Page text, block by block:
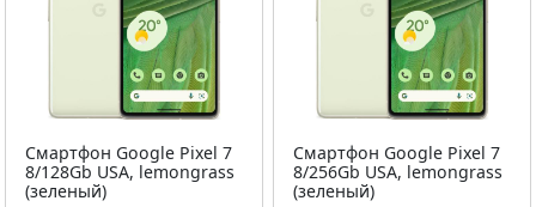
Смартфон Google Pixel 7
8/128Gb USA, lemongrass
(зеленый)
Смартфон Google Pixel 7
8/256Gb USA, lemongrass
(зеленый)